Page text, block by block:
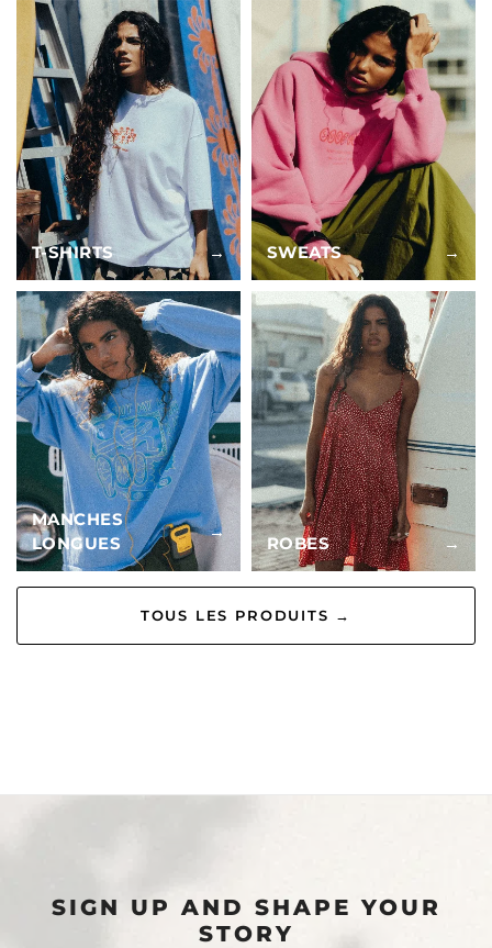
T-SHIRTS → SWEATS →
MANCHES
LONGUES
→
ROBES →
TOUS LES PRODUITS →
SIGN UP AND SHAPE YOUR
STORY